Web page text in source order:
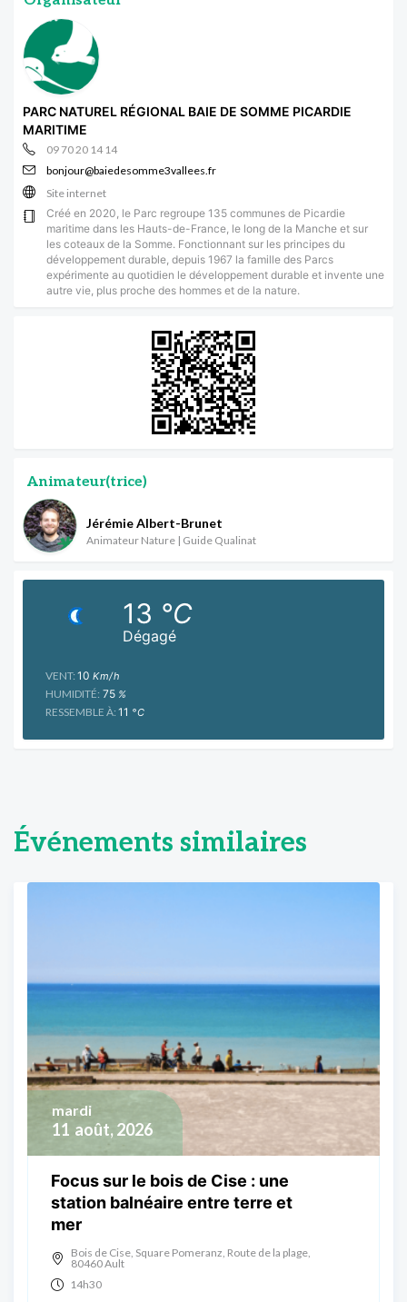
PARC NATUREL RÉGIONAL BAIE DE SOMME PICARDIE
MARITIME
09 70 20 14 14
bonjour@baiedesomme3vallees.fr
Site internet
Créé en 2020, le Parc regroupe 135 communes de Picardie
maritime dans les Hauts-de-France, le long de la Manche et sur
les coteaux de la Somme. Fonctionnant sur les principes du
développement durable, depuis 1967 la famille des Parcs
expérimente au quotidien le développement durable et invente une
autre vie, plus proche des hommes et de la nature.
Animateur(trice)
Jérémie Albert-Brunet
Animateur Nature | Guide Qualinat
Dégagé
13 °C
VENT: 10 Km/h
HUMIDITÉ: 75 %
RESSEMBLE À: 11 °C
Événements similaires
11 août, 2026
mardi
Focus sur le bois de Cise : une
station balnéaire entre terre et
mer
Bois de Cise, Square Pomeranz, Route de la plage,
80460 Ault
14h30